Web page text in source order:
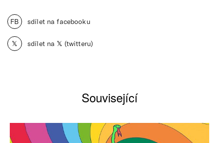
FB sdílet na facebooku
𝕏 sdílet na 𝕏 (twitteru)
Související